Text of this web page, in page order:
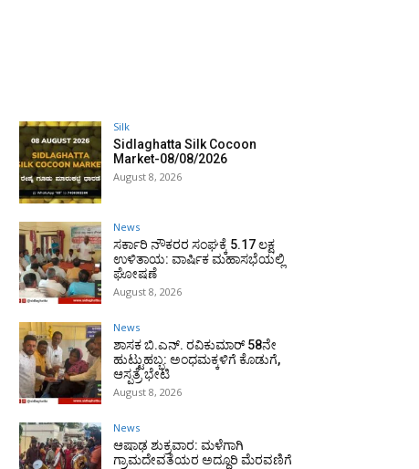
Silk
Sidlaghatta Silk Cocoon
Market-08/08/2026
August 8, 2026
News
ಸರ್ಕಾರಿ ನೌಕರರ ಸಂಘಕ್ಕೆ ₹5.17 ಲಕ್ಷ
ಉಳಿತಾಯ: ವಾರ್ಷಿಕ ಮಹಾಸಭೆಯಲ್ಲಿ
ಘೋಷಣೆ
August 8, 2026
News
ಶಾಸಕ ಬಿ.ಎನ್. ರವಿಕುಮಾರ್ 58ನೇ
ಹುಟ್ಟುಹಬ್ಬ: ಅಂಧಮಕ್ಕಳಿಗೆ ಕೊಡುಗೆ,
ಆಸ್ಪತ್ರೆ ಭೇಟಿ
August 8, 2026
News
ಆಷಾಢ ಶುಕ್ರವಾರ: ಮಳೆಗಾಗಿ
ಗ್ರಾಮದೇವತೆಯರ ಅದ್ದೂರಿ ಮೆರವಣಿಗೆ